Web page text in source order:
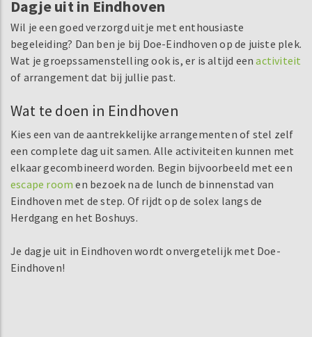
Dagje uit in Eindhoven
Wil je een goed verzorgd uitje met enthousiaste
begeleiding? Dan ben je bij Doe-Eindhoven op de juiste plek.
Wat je groepssamenstelling ook is, er is altijd eenactiviteit
of arrangement dat bij jullie past.
Wat te doen in Eindhoven
Kies een van de aantrekkelijke arrangementen of stel zelf
een complete dag uit samen. Alle activiteiten kunnen met
elkaar gecombineerd worden. Begin bijvoorbeeld met een
escape room en bezoek na de lunch de binnenstad van
Eindhoven met de step. Of rijdt op de solex langs de
Herdgang en het Boshuys.
Je dagje uit in Eindhoven wordt onvergetelijk met Doe-
Eindhoven!